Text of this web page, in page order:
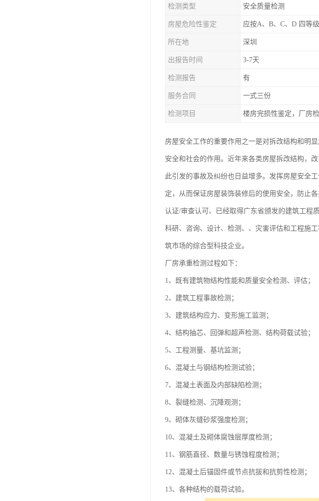
检测类型 安全质量检测
房屋危险性鉴定 应按A、B、C、D 四等级
所在地 深圳
出报告时间 3-7天
检测报告 有
服务合同 一式三份
检测项目 楼房完损性鉴定，厂房
房屋安全工作的重要作用之一是对拆改结构和明
安全和社会的作用。近年来各类房屋拆改结构，
此引发的事故及纠纷也日益增多。发挥房屋安全
定，从而保证房屋装饰装修后的使用安全，防止
认证/审查认可、已经取得广东省颁发的建筑工程
科研、咨询、设计、检测、、灾害评估和工程施
筑市场的综合型科技企业。
厂房承重检测过程如下：
1、既有建筑物结构性能和质量安全检测、评估；
2、建筑工程事故检测；
3、建筑结构应力、变形施工监测；
4、结构抽芯、回弹和超声检测、结构荷载试验；
5、工程测量、基坑监测；
6、混凝土与钢结构检测试验；
7、混凝土表面及内部缺陷检测；
8、裂缝检测、沉降观测；
9、砌体灰缝砂浆强度检测；
10、混凝土及砌体腐蚀层厚度检测；
11、钢筋直径、数量与锈蚀程度检测；
12、混凝土后锚固件或节点抗拔和抗剪性检测；
13、各种结构的载荷试验。